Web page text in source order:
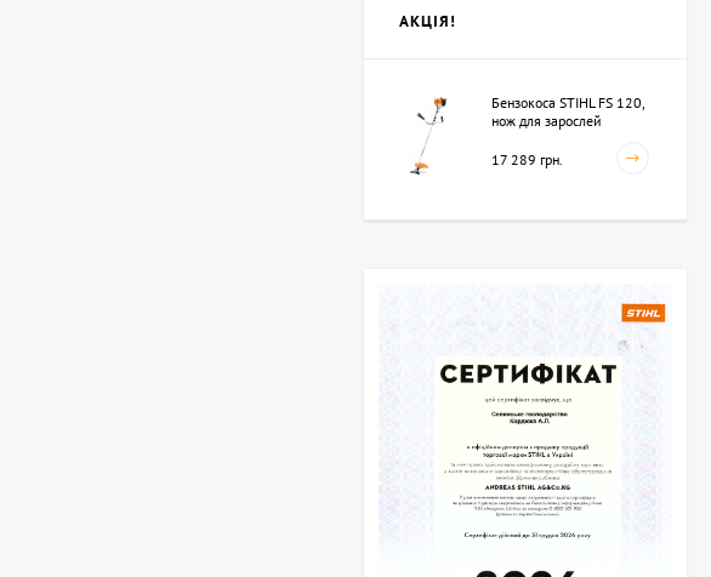
АКЦІЯ!
Бензокоса STIHL FS 120,
нож для зарослей
17 289 грн.